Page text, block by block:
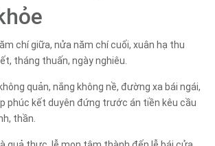
chí giữa, nửa năm chí cuối, xuân hạ thu
tháng thuấn, ngày nghiêu.
quản, nắng không nề, đường xa bái ngái,
phúc kết duyên đứng trước án tiền kêu cầu
thần.